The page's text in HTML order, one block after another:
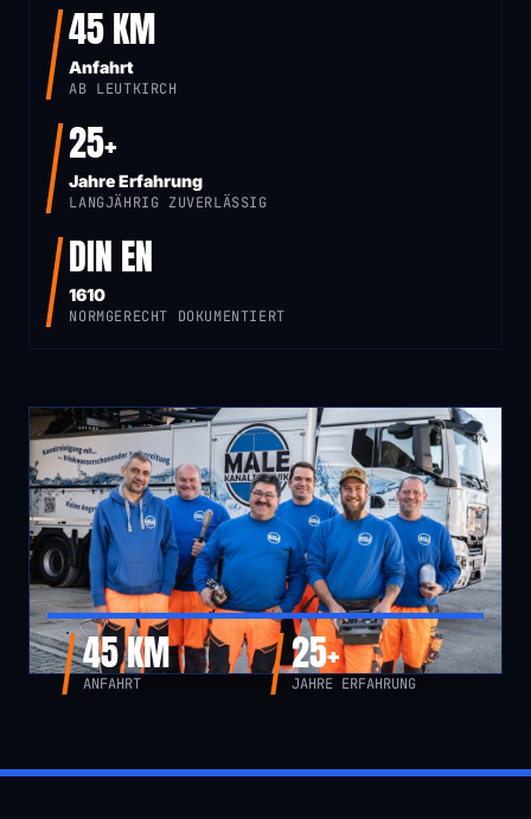
45 KM
Anfahrt
AB LEUTKIRCH
25+
Jahre Erfahrung
LANGJÄHRIG ZUVERLÄSSIG
DIN EN
1610
NORMGERECHT DOKUMENTIERT
45 KM
ANFAHRT
25+
JAHRE ERFAHRUNG